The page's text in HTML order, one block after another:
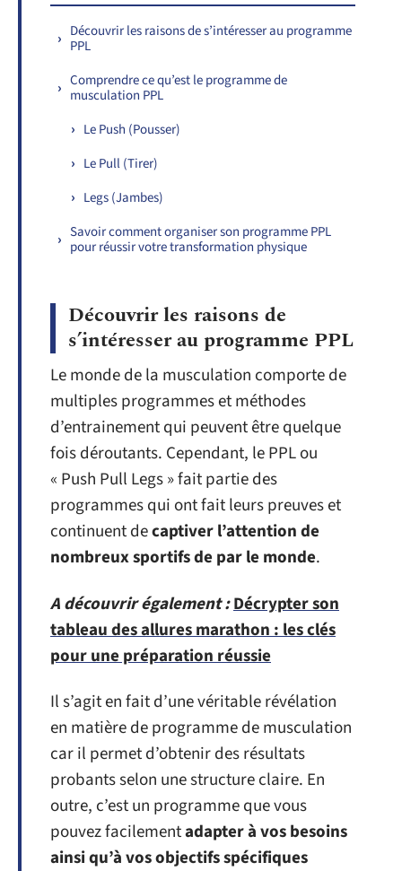
Découvrir les raisons de s’intéresser au programme
PPL
Comprendre ce qu’est le programme de
musculation PPL
Le Push (Pousser)
Le Pull (Tirer)
Legs (Jambes)
Savoir comment organiser son programme PPL
pour réussir votre transformation physique
Découvrir les raisons de
s’intéresser au programme PPL
Le monde de la musculation comporte de
multiples programmes et méthodes
d’entrainement qui peuvent être quelque
fois déroutants. Cependant, le PPL ou
« Push Pull Legs » fait partie des
programmes qui ont fait leurs preuves et
continuent decaptiver l’attention de
nombreux sportifs de par le monde.
A découvrir également :Décrypter son
tableau des allures marathon : les clés
pour une préparation réussie
Il s’agit en fait d’une véritable révélation
en matière de programme de musculation
car il permet d’obtenir des résultats
probants selon une structure claire. En
outre, c’est un programme que vous
pouvez facilementadapter à vos besoins
ainsi qu’à vos objectifs spécifiques